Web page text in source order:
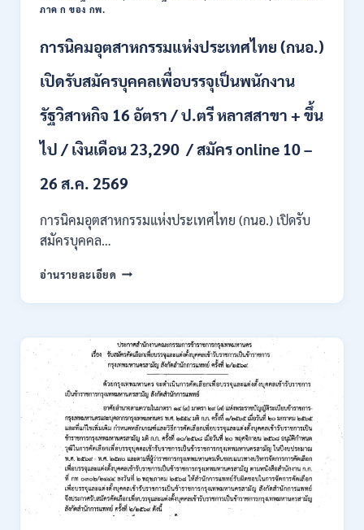
ภาค ก ของ กพ.
การนิคมอุตสาหกรรมแห่งประเทศไทย (กนอ.)
เปิดรับสมัครบุคคลเพื่อบรรจุเป็นพนักงาน
รัฐวิสาหกิจ 16 อัตรา / ป.ตรี หลาสสาขา + ขึ้น
ไป / เงินเดือน 23,290 / สมัคร online 10 –
26 ส.ค. 2569
การนิคมอุตสาหกรรมแห่งประเทศไทย (กนอ.) เปิดรับ
สมัครบุคคล…
อ่านรายละเอียด การ
อุตสาหกรรม
ประเทศไทย
(กนอ.)
เปิด
รับ
สมัคร
บุคคล
เพื่อ
บรรจุ
เป็น
พนักงาน
รัฐวิสาหกิจ
16